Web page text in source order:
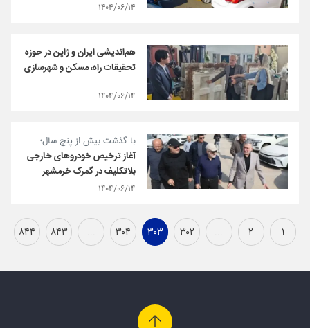
۱۴۰۴/۰۶/۱۴
هم‌اندیشی ایران و ژاپن در حوزه
تحقیقات راه، مسکن و شهرسازی
۱۴۰۴/۰۶/۱۴
با گذشت بیش از پنج سال؛
آغاز ترخیص خودروهای خارجی
بلاتکلیف در گمرک خرمشهر
۱۴۰۴/۰۶/۱۴
۱ ۲ ... ۳۰۲ ۳۰۳ ۳۰۴ ... ۸۴۳ ۸۴۴